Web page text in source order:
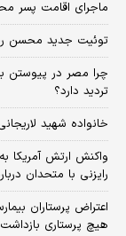
ماجرای اقامت پسر
توئیت جدید محسن
چرا مصر در پیوستن به
تردید دارد؟
خانواده شهید
واکنش ارتش آمریکا
رایزنی با متحدان
اعتراض پرستاران
هیچ پرستاری